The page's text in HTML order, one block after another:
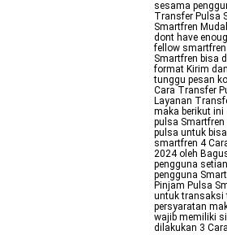
sesama
Transfer Pulsa
Smartfren
dont have
fellow
Smartfren bisa
format Kirim
tunggu pesan
Cara Transfer
Layanan
maka berikut ini
pulsa
pulsa untuk
smartfren 4
2024 oleh
pengguna
pengguna
Pinjam Pulsa
untuk transaksi
persyaratan
wajib memiliki
dilakukan 3